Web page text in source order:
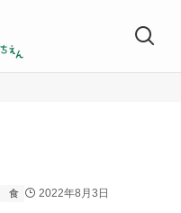
食 2022年8月3日